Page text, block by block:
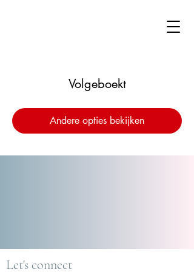
Volgeboekt
Andere opties bekijken
Let's connect